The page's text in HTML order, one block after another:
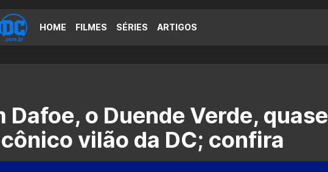
HOME FILMES SÉRIES ARTIGOS
Dafoe, o Duende Verde, quase
vilão da DC; confira